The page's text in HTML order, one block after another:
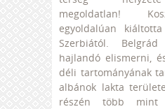
megoldatlan!
egyoldalúan
Szerbiától.
hajlandó elismerni,
déli tartományának
albánok lakta
részén több